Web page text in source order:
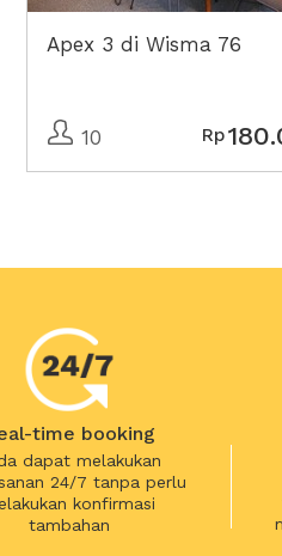
Apex 3 di Wisma 76
10 Rp
time booking
dapat melakukan
24/7 tanpa perlu
konfirmasi
tambahan